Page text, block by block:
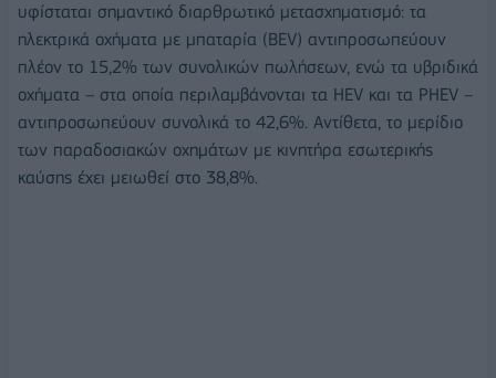
υφίσταται σημαντικό διαρθρωτικό μετασχηματισμό: τα
ηλεκτρικά οχήματα με μπαταρία (BEV) αντιπροσωπεύουν
πλέον το 15,2% των συνολικών πωλήσεων, ενώ τα υβριδικά
οχήματα – στα οποία περιλαμβάνονται τα HEV και τα PHEV –
αντιπροσωπεύουν συνολικά το 42,6%. Αντίθετα, το μερίδιο
των παραδοσιακών οχημάτων με κινητήρα εσωτερικής
καύσης έχει μειωθεί στο 38,8%.